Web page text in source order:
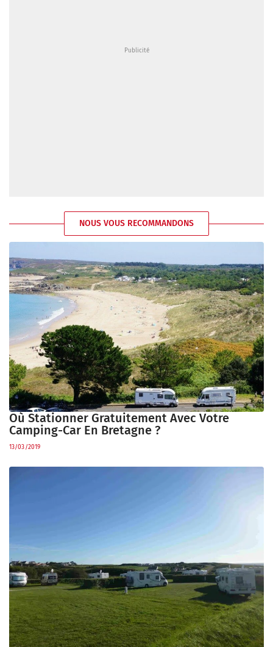
NOUS VOUS RECOMMANDONS
Où Stationner Gratuitement Avec Votre
Camping-Car En Bretagne ?
13/03/2019